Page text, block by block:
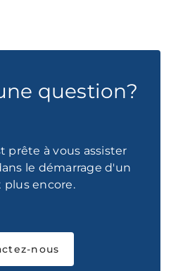
question?
prête à vous assister
le démarrage d'un
plus encore.
nous